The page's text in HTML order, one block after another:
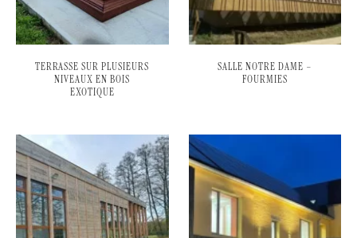
TERRASSE SUR PLUSIEURS
NIVEAUX EN BOIS
EXOTIQUE
SALLE NOTRE DAME –
FOURMIES